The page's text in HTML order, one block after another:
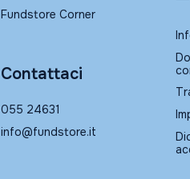
Fundstore Corner
Contattaci
055 24631
info@fundstore.it